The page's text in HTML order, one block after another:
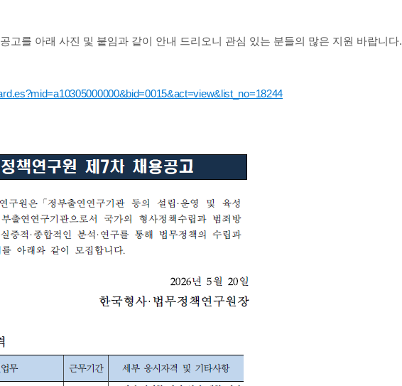
고를 아래 사진 및 붙임과 같이 안내 드리오니 관심 있는 분들의 많은 지원 바랍니다.